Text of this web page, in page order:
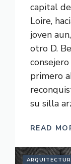
capital
Loire,
joven
otro D.
primero
su silla
READ